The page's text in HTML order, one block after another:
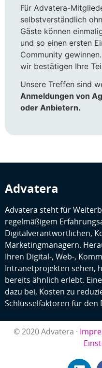
Für Advatera-
selbstverständlich
Gäste können
und so einen ersten
Community
wir bestätigen Ihre
Unsere Treffen sind
Anmeldungen von
oder Anbietern.
Advatera
Advatera steht für
regelmäßigem
Digitalverantwortlichen,
Marketingmanagern.
Ihren Digital-, Web-,
Intranetprojekten sehen,
bereits ähnlich erlebt.
dazu bei, Kosten zu
Schlüsselfaktoren für den
© 2020 Advatera ·